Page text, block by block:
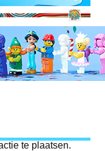
te plaatsen.